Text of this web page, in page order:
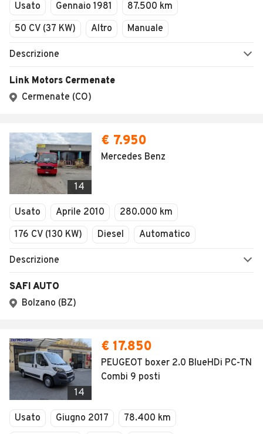
Usato Gennaio 1981
87.500 km
50 CV (37 KW)
Altro Manuale
Descrizione
Link Motors Cermenate
Cermenate (CO)
14
€ 7.950
Mercedes Benz
Usato Aprile 2010
280.000 km
176 CV (130 KW)
Diesel Automatico
Descrizione
SAFI AUTO
Bolzano (BZ)
14
€ 17.850
PEUGEOT boxer 2.0 BlueHDi PC-TN
Combi 9 posti
Usato Giugno 2017
78.400 km